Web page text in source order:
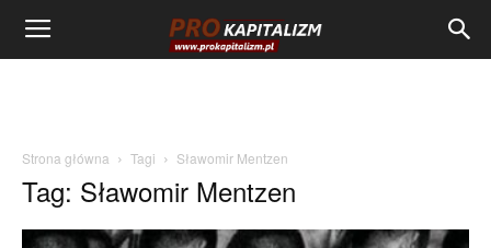
Strona główna Tagi Sławomir Mentzen
Tag: Sławomir Mentzen